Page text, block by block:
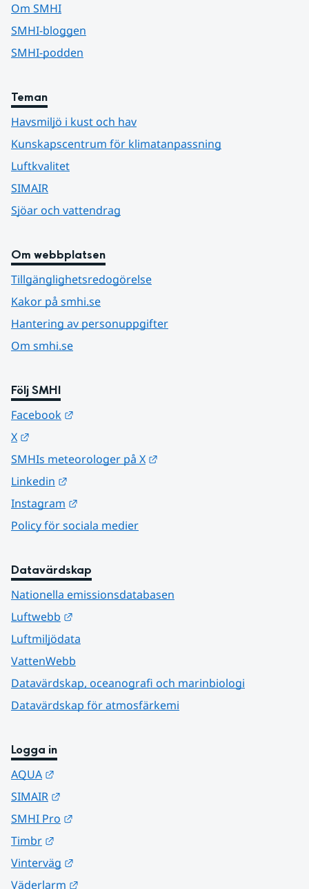
Om SMHI
SMHI-bloggen
SMHI-podden
Teman
Havsmiljö i kust och hav
Kunskapscentrum för klimatanpassning
Luftkvalitet
SIMAIR
Sjöar och vattendrag
Om webbplatsen
Tillgänglighetsredogörelse
Kakor på smhi.se
Hantering av personuppgifter
Om smhi.se
Följ SMHI
Facebook
X
SMHIs meteorologer på X
Linkedin
Instagram
Policy för sociala medier
Datavärdskap
Nationella emissionsdatabasen
Luftwebb
Luftmiljödata
VattenWebb
Datavärdskap, oceanografi och marinbiologi
Datavärdskap för atmosfärkemi
Logga in
AQUA
SIMAIR
SMHI Pro
Timbr
Vinterväg
Väderlarm